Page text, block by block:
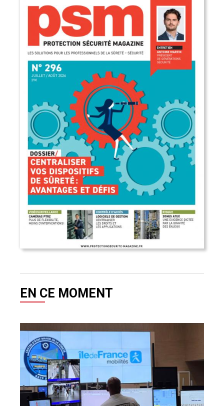
EN CE MOMENT